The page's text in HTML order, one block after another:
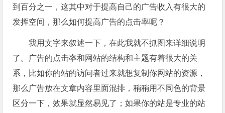
到百分之一，这其中对于提高自己的广告收入有很大的
发挥空间，那么如何提高广告的点击率呢？
我用文字来叙述一下，在此我就不抓图来详细说明
了。广告的点击率和网站的结构和主题有着很大的关
系，比如你的站的访问者过来就想复制你网站的资源，
那么广告放在文章内容里面混排，稍稍用不同色的背景
区分一下，效果就显然易见了；如果你的站是专业的站